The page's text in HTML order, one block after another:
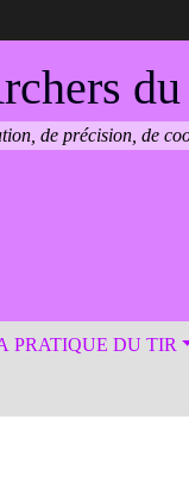
de précision, de
PRATIQUE DU TIR